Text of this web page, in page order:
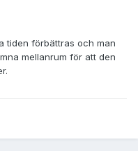
tiden förbättras och man
mellanrum för att den